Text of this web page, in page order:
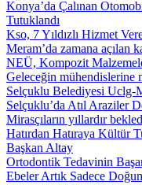
Konya’da Çalınan
Tutuklandı
Kso, 7 Yıldızlı Hizmet
Meram’da zamana açılan
NEÜ, Kompozit
Geleceğin mühendislerine
Selçuklu Belediyesi Uclg-
Selçuklu’da Atıl Araziler
Mirasçıların yıllardır
Hatırdan Hatıraya Kültür
Başkan Altay
Ortodontik Tedavinin
Ebeler Artık Sadece